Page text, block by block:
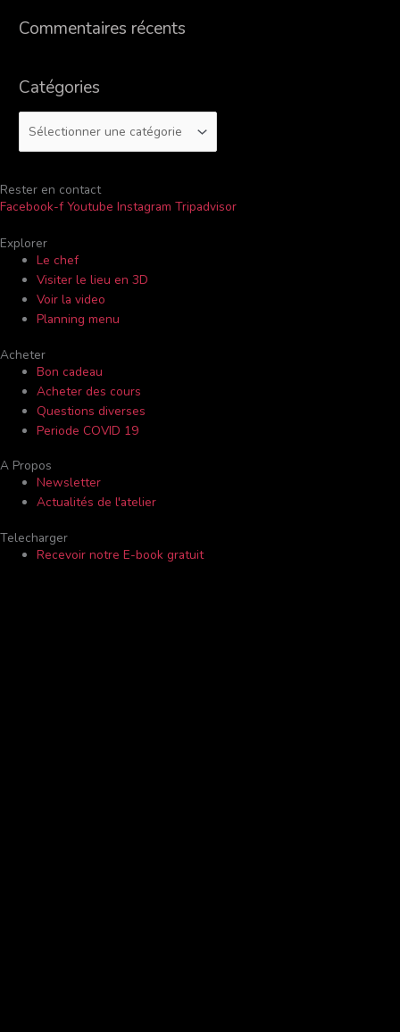
e
Commentaires récents
Catégories
Rester en contact
Facebook-f Youtube Instagram Tripadvisor
Explorer
Le chef
Visiter le lieu en 3D
Voir la video
Planning menu
Acheter
Bon cadeau
Acheter des cours
Questions diverses
Periode COVID 19
A Propos
Newsletter
Actualités de l'atelier
Telecharger
Recevoir notre E-book gratuit